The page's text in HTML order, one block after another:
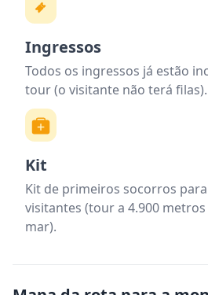
Ingressos
Todos os ingressos já estão
tour (o visitante não terá filas).
Kit
Kit de primeiros socorros
visitantes (tour a 4.900
mar).